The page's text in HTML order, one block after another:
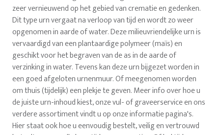
zeer vernieuwend op het gebied van crematie en gedenken.
Dit type urn vergaat na verloop van tijd en wordt zo weer
opgenomen in aarde of water. Deze milieuvriendelijke urn is
vervaardigd van een plantaardige polymeer (maïs) en
geschikt voor het begraven van de as in de aarde of
verzinking in water. Tevens kan deze urn bijgezet worden in
een goed afgeloten urnenmuur. Of meegenomen worden
om thuis (tijdelijk) een plekje te geven. Meer info over hoe u
de juiste urn-inhoud kiest, onze vul- of graveerservice en ons
verdere assortiment vindt u op onze informatie pagina's.
Hier staat ook hoe u eenvoudig bestelt, veilig en vertrouwd